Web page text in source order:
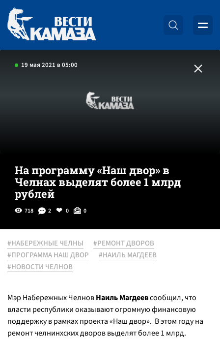
19 мая 2021 в 05:00
На программу «Наш двор» в
Челнах выделят более 1 млрд
рублей
718 2 0 0
#НАБЕРЕЖНЫЕ ЧЕЛНЫ
#РЕМОНТ ДВОРОВ
#ПРОГРАММА НАШ ДВОР
#НАИЛЬ МАГДЕЕВ
#НОВОСТИ ЧЕЛНОВ
Мэр Набережных ЧелновНаиль Магдеевсообщил, что
власти республики оказывают огромную финансовую
поддержку в рамках проекта «Наш двор». В этом году на
ремонт челнинхских дворов выделят более 1 млрд.